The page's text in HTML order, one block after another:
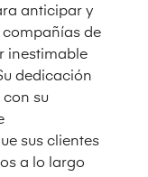
anticipar y
de
inestimable
dedicación
su
sus clientes
a lo largo